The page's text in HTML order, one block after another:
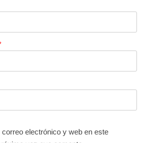
electrónico y web en este